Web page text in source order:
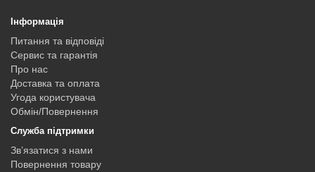
Інформація
Питання та відповіді
Сервис та гарантія
Про нас
Доставка та оплата
Угода користувача
Обмін/Повернення
Служба підтримки
Зв’язатися з нами
Повернення товару